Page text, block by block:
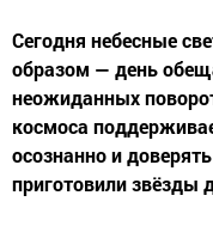
Сегодня небесные
образом — день
неожиданных
космоса
осознанно и
приготовили звёзды